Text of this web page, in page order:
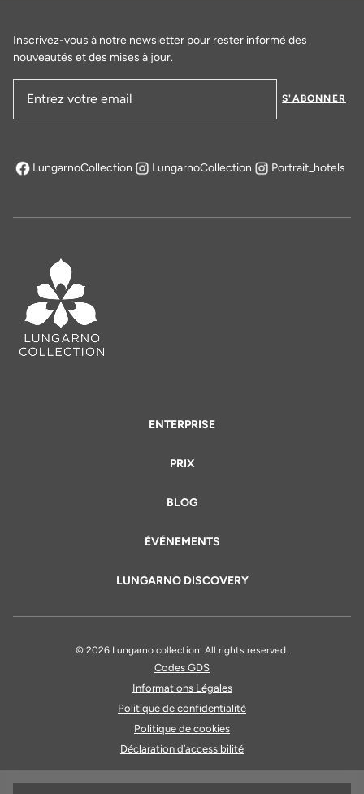
ENTERPRISE
PRIX
BLOG
ÉVÉNEMENTS
LUNGARNO DISCOVERY
Inscrivez-vous à notre newsletter pour rester informé des
nouveautés et des mises à jour.
S'ABONNER
LungarnoCollection
s'ouvre dans un nouvel onglet
LungarnoCollection Portrait_hotels
© 2026 Lungarno collection. All rights reserved.
Codes GDS
Informations Légales
Politique de confidentialité
Politique de cookies
Déclaration d’accessibilité